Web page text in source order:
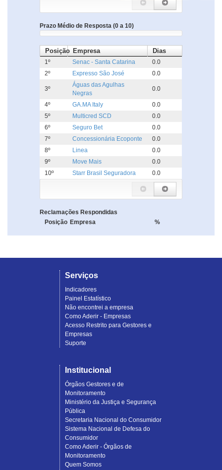
Prazo Médio de Resposta (0 a 10)
Posição Empresa Dias
1º Senac - Santa Catarina
0.0
2º
Expresso São José 0.0
3º
Águas das Agulhas
Negras
0.0
4º GA.MA Italy
0.0
5º
Multicred SCD
0.0
6º
Seguro Bet
0.0
7º
Concessionária Ecoponte
0.0
8º
Linea
0.0
9º
Move Mais
0.0
10º
Starr Brasil Seguradora 0.0
Reclamações Respondidas
Posição Empresa %
Serviços
Indicadores
Painel Estatístico
Não encontrei a empresa
Como Aderir - Empresas
Acesso Restrito para Gestores e
Empresas
Suporte
Institucional
Órgãos Gestores e de
Monitoramento
Ministério da Justiça e Segurança
Pública
Secretaria Nacional do Consumidor
Sistema Nacional de Defesa do
Consumidor
Como Aderir - Órgãos de
Monitoramento
Quem Somos